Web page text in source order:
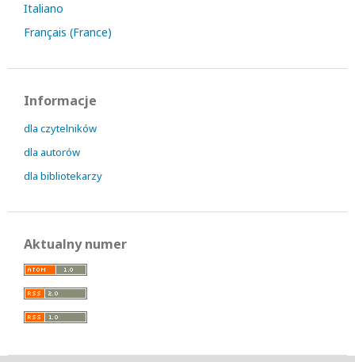
Italiano
Français (France)
Informacje
dla czytelników
dla autorów
dla bibliotekarzy
Aktualny numer